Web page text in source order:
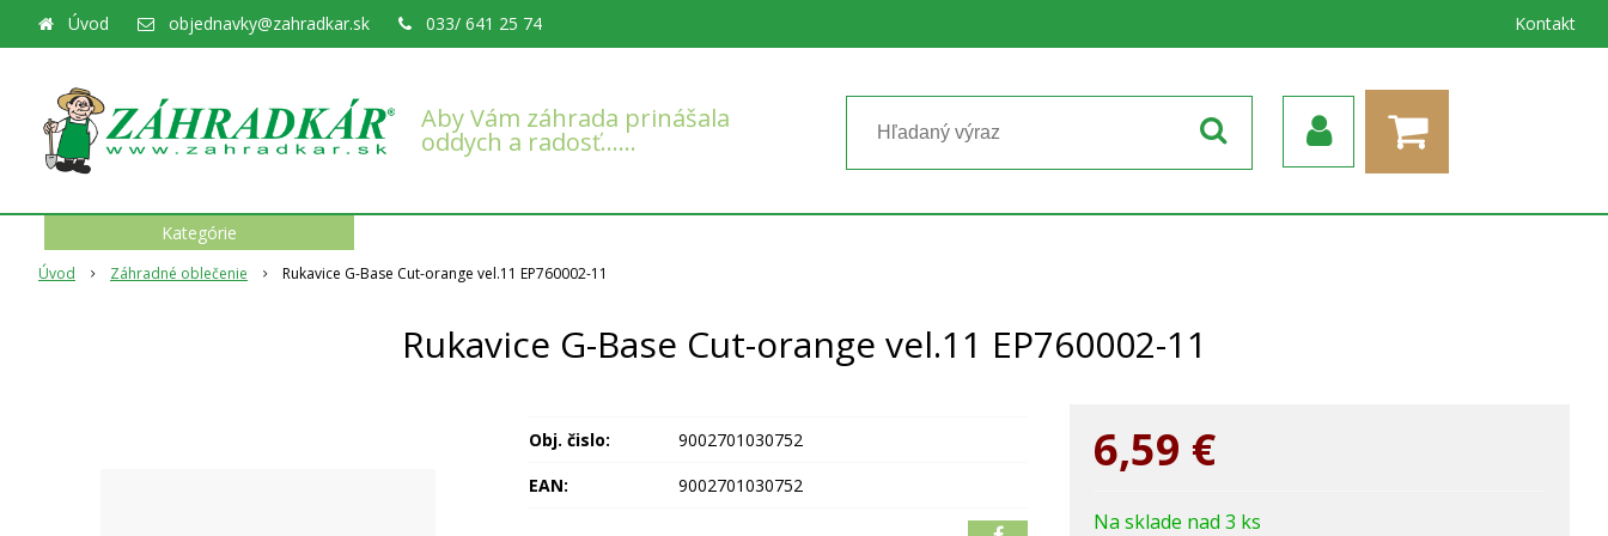
Aby Vám záhrada prinášala
oddych a radosť……
Úvod objednavky@zahradkar.sk 033/ 641 25 74 Kontakt
Úvod Záhradné oblečenie Rukavice G-Base Cut-orange vel.11 EP760002-11
Rukavice G-Base Cut-orange vel.11 EP760002-11
6,59 €
Na sklade nad 3 ks
Obj. čislo:
9002701030752
EAN:
9002701030752
Kategórie